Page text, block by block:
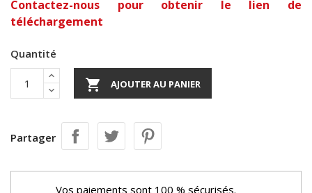
Contactez-nous pour obtenir le lien de
téléchargement
Quantité
 AJOUTER AU PANIER
Partager
Vos paiements sont 100 % sécurisés.